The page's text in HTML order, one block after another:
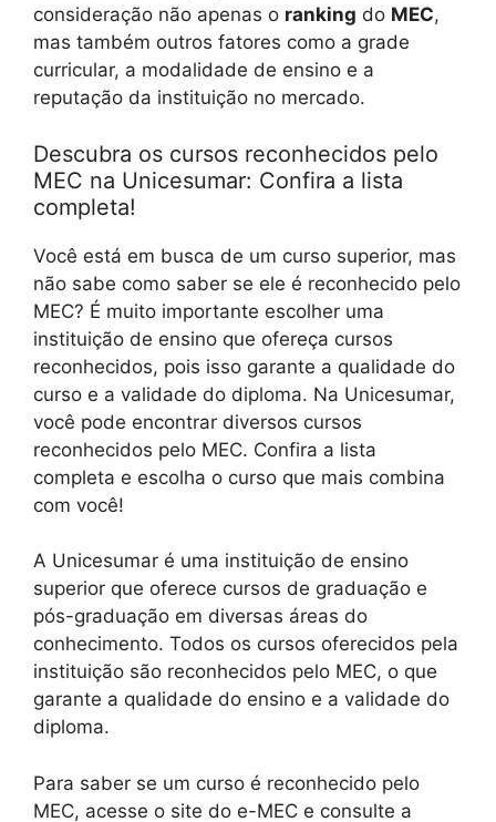
consideração não apenas o ranking do MEC,
mas também outros fatores como a grade
curricular, a modalidade de ensino e a
reputação da instituição no mercado.
Descubra os cursos reconhecidos pelo
MEC na Unicesumar: Confira a lista
completa!
Você está em busca de um curso superior, mas
não sabe como saber se ele é reconhecido pelo
MEC? É muito importante escolher uma
instituição de ensino que ofereça cursos
reconhecidos, pois isso garante a qualidade do
curso e a validade do diploma. Na Unicesumar,
você pode encontrar diversos cursos
reconhecidos pelo MEC. Confira a lista
completa e escolha o curso que mais combina
com você!
A Unicesumar é uma instituição de ensino
superior que oferece cursos de graduação e
pós-graduação em diversas áreas do
conhecimento. Todos os cursos oferecidos pela
instituição são reconhecidos pelo MEC, o que
garante a qualidade do ensino e a validade do
diploma.
Para saber se um curso é reconhecido pelo
MEC, acesse o site do e-MEC e consulte a